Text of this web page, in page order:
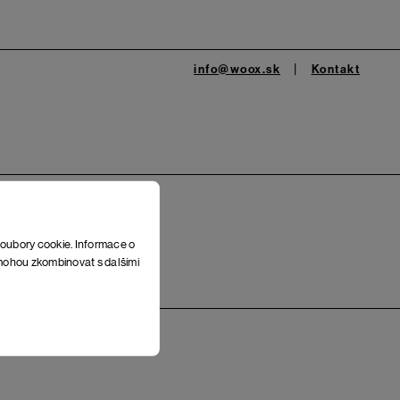
cookie. Informace o
zkombinovat s dalšími
info@woox.sk Kontakt